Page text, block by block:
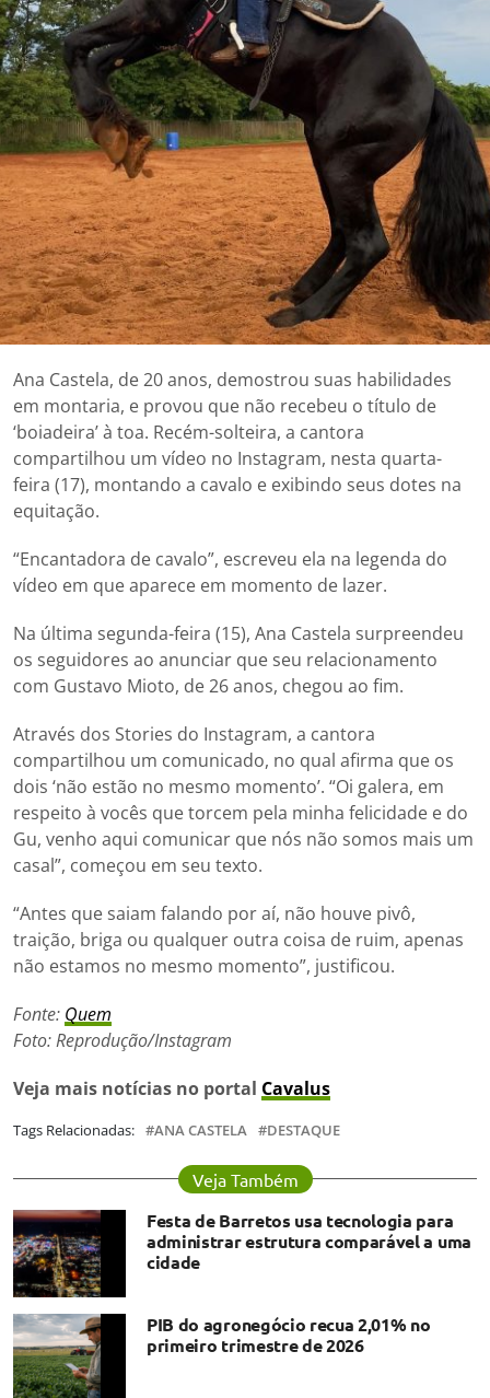
Ana Castela, de 20 anos, demostrou suas habilidades
em montaria, e provou que não recebeu o título de
‘boiadeira’ à toa. Recém-solteira, a cantora
compartilhou um vídeo no Instagram, nesta quarta-
feira (17), montando a cavalo e exibindo seus dotes na
equitação.
“Encantadora de cavalo”, escreveu ela na legenda do
vídeo em que aparece em momento de lazer.
Na última segunda-feira (15), Ana Castela surpreendeu
os seguidores ao anunciar que seu relacionamento
com Gustavo Mioto, de 26 anos, chegou ao fim.
Através dos Stories do Instagram, a cantora
compartilhou um comunicado, no qual afirma que os
dois ‘não estão no mesmo momento’. “Oi galera, em
respeito à vocês que torcem pela minha felicidade e do
Gu, venho aqui comunicar que nós não somos mais um
casal”, começou em seu texto.
“Antes que saiam falando por aí, não houve pivô,
traição, briga ou qualquer outra coisa de ruim, apenas
não estamos no mesmo momento”, justificou.
Fonte: Quem
Foto: Reprodução/Instagram
Veja mais notícias no portal Cavalus
Tags Relacionadas: ANA CASTELA DESTAQUE
Veja Também
Festa de Barretos usa tecnologia para
administrar estrutura comparável a uma
cidade
PIB do agronegócio recua 2,01% no
primeiro trimestre de 2026